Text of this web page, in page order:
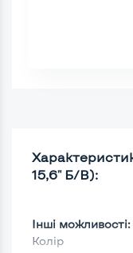
15,6" Б/В):
Інші можливості:
Колір